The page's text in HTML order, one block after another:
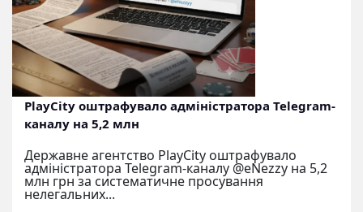
PlayCity оштрафувало адміністратора Telegram-
каналу на 5,2 млн
Державне агентство PlayCity оштрафувало
адміністратора Telegram-каналу @eNezzy на 5,2
млн грн за систематичне просування
нелегальних...